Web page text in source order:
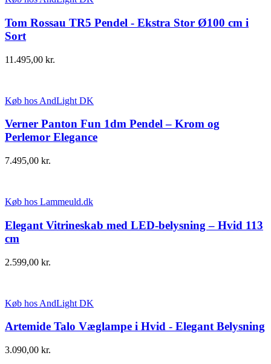
Tom Rossau TR5 Pendel - Ekstra Stor Ø100 cm i
Sort
11.495,00 kr.
Køb hos AndLight DK
Verner Panton Fun 1dm Pendel – Krom og
Perlemor Elegance
7.495,00 kr.
Køb hos Lammeuld.dk
Elegant Vitrineskab med LED-belysning – Hvid 113
cm
2.599,00 kr.
Køb hos AndLight DK
Artemide Talo Væglampe i Hvid - Elegant Belysning
3.090,00 kr.